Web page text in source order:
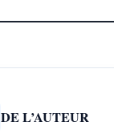
DE L’AUTEUR